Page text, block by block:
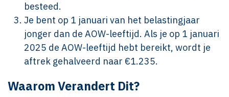
besteed.
Je bent op 1 januari van het belastingjaar
jonger dan de AOW-leeftijd. Als je op 1 januari
2025 de AOW-leeftijd hebt bereikt, wordt je
aftrek gehalveerd naar €1.235.
Waarom Verandert Dit?